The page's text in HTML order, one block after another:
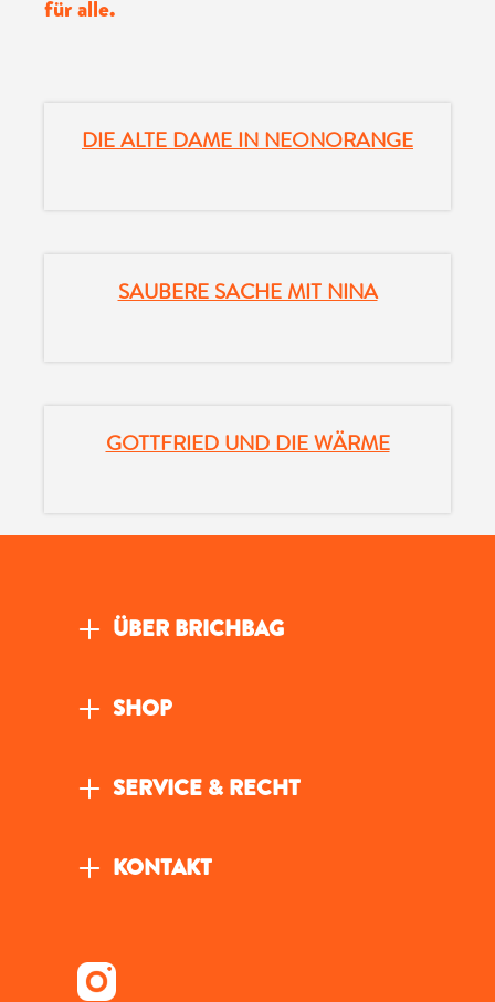
für alle.
DIE ALTE DAME IN NEONORANGE
SAUBERE SACHE MIT NINA
GOTTFRIED UND DIE WÄRME
ÜBER BRICHBAG
SHOP
SERVICE & RECHT
KONTAKT